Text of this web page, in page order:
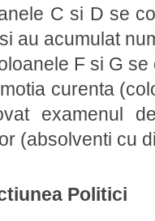
C si D se
au acumulat
F si G
curenta
examenul
(absolventi cu
Politici